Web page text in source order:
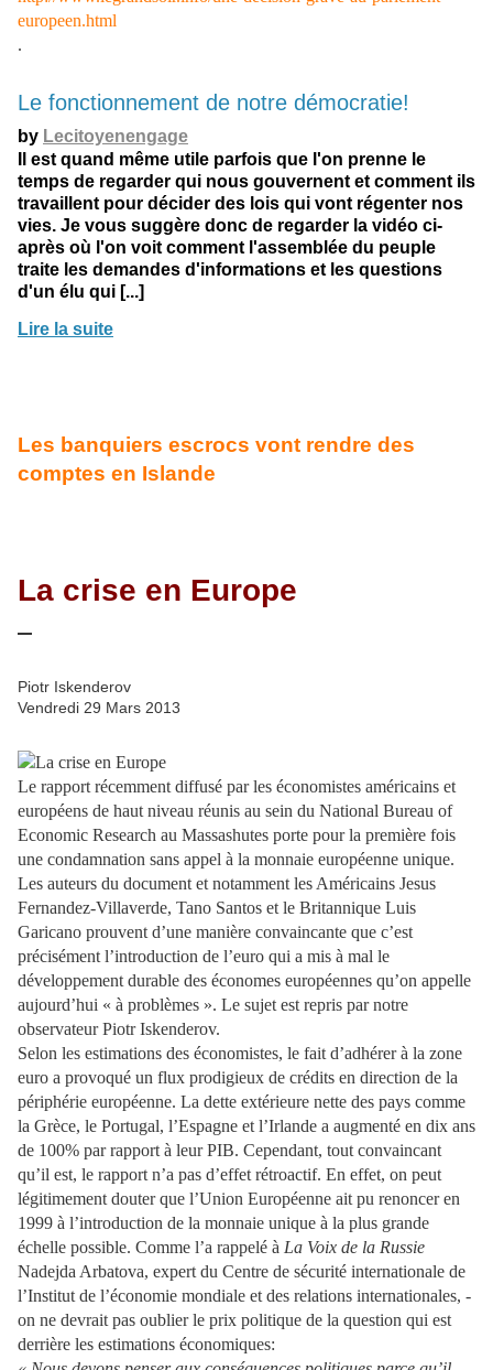
europeen.html
.
Le fonctionnement de notre démocratie!
by Lecitoyenengage
Il est quand même utile parfois que l'on prenne le
temps de regarder qui nous gouvernent et comment ils
travaillent pour décider des lois qui vont régenter nos
vies. Je vous suggère donc de regarder la vidéo ci-
après où l'on voit comment l'assemblée du peuple
traite les demandes d'informations et les questions
d'un élu qui [...]
Lire la suite
Les banquiers escrocs vont rendre des
comptes en Islande
La crise en Europe
Piotr Iskenderov
Vendredi 29 Mars 2013
Le rapport récemment diffusé par les économistes américains et
européens de haut niveau réunis au sein du National Bureau of
Economic Research au Massashutes porte pour la première fois
une condamnation sans appel à la monnaie européenne unique.
Les auteurs du document et notamment les Américains Jesus
Fernandez-Villaverde, Tano Santos et le Britannique Luis
Garicano prouvent d’une manière convaincante que c’est
précisément l’introduction de l’euro qui a mis à mal le
développement durable des économes européennes qu’on appelle
aujourd’hui « à problèmes ». Le sujet est repris par notre
observateur Piotr Iskenderov.
Selon les estimations des économistes, le fait d’adhérer à la zone
euro a provoqué un flux prodigieux de crédits en direction de la
périphérie européenne. La dette extérieure nette des pays comme
la Grèce, le Portugal, l’Espagne et l’Irlande a augmenté en dix ans
de 100% par rapport à leur PIB. Cependant, tout convaincant
qu’il est, le rapport n’a pas d’effet rétroactif. En effet, on peut
légitimement douter que l’Union Européenne ait pu renoncer en
1999 à l’introduction de la monnaie unique à la plus grande
échelle possible. Comme l’a rappelé à La Voix de la Russie
Nadejda Arbatova, expert du Centre de sécurité internationale de
l’Institut de l’économie mondiale et des relations internationales, -
on ne devrait pas oublier le prix politique de la question qui est
derrière les estimations économiques: